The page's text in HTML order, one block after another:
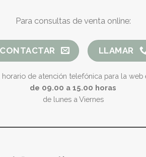
Para consultas de venta online:
CONTACTAR LLAMAR
horario de atención telefónica para la web
de 09.00 a 15.00 horas
de lunes a Viernes